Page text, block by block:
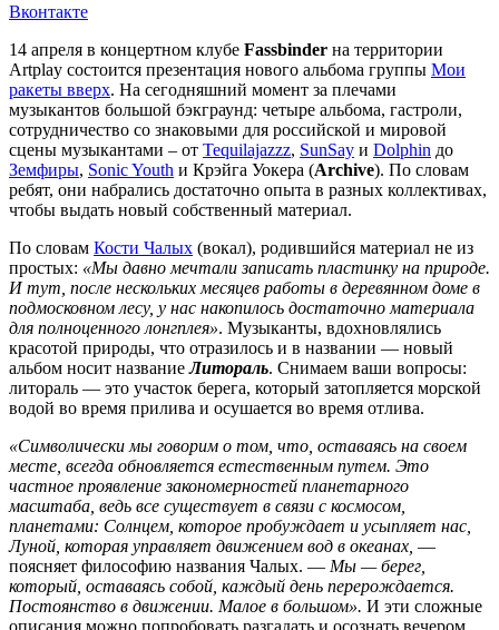
Вконтакте
14 апреля в концертном клубе Fassbinder на территории
Artplay состоится презентация нового альбома группы Мои
ракеты вверх. На сегодняшний момент за плечами
музыкантов большой бэкграунд: четыре альбома, гастроли,
сотрудничество со знаковыми для российской и мировой
сцены музыкантами – от Tequilajazzz, SunSay и Dolphin до
Земфиры, Sonic Youth и Крэйга Уокера (Archive). По словам
ребят, они набрались достаточно опыта в разных коллективах,
чтобы выдать новый собственный материал.
По словам Кости Чалых (вокал), родившийся материал не из
простых: «Мы давно мечтали записать пластинку на природе.
И тут, после нескольких месяцев работы в деревянном доме в
подмосковном лесу, у нас накопилось достаточно материала
для полноценного лонгплея». Музыканты, вдохновлялись
красотой природы, что отразилось и в названии — новый
альбом носит названиеЛитораль. Снимаем ваши вопросы:
литораль — это участок берега, который затопляется морской
водой во время прилива и осушается во время отлива.
«Символически мы говорим о том, что, оставаясь на своем
месте, всегда обновляется естественным путем. Это
частное проявление закономерностей планетарного
масштаба, ведь все существует в связи с космосом,
планетами: Солнцем, которое пробуждает и усыпляет нас,
Луной, которая управляет движением вод в океанах, —
поясняет философию названия Чалых. — Мы — берег,
который, оставаясь собой, каждый день перерождается.
Постоянство в движении. Малое в большом». И эти сложные
описания можно попробовать разгадать и осознать вечером